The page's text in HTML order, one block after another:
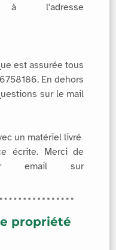
est assurée tous
En dehors
sur le mail
un matériel livré
écrite. Merci de
email sur
propriété